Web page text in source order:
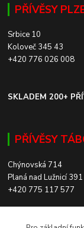
PŘÍVĚSY
Srbice 10
Koloveč 345 43
+420 776 026 008
SKLADEM 200+
PŘÍVĚSY
Chýnovská 714
Planá nad Lužnicí
+420 775 117 577